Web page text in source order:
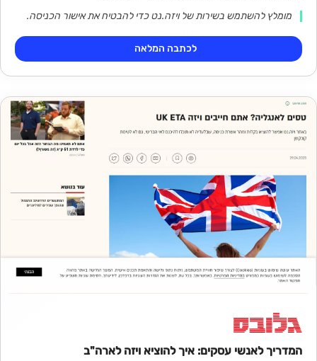
מומלץ להשתמש בשירות של ויזה.נט כדי להבטיח את אישור הכניסה.
לכתבה המלאה
המדריך לאנשי עסקים: איך להוציא ויזה לארה"ב